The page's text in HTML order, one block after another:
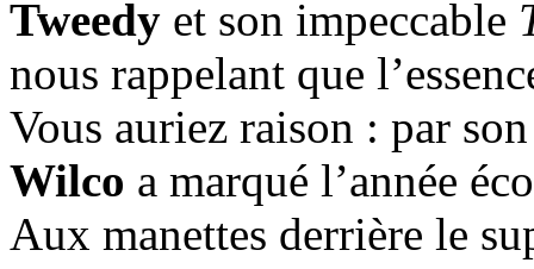
Tweedy et son impeccable
nous rappelant que
Vous auriez raison : par
Wilco a marqué l’année
Aux manettes derrière le